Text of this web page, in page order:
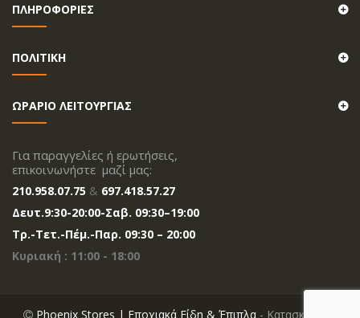
ΠΛΗΡΟΦΟΡΙΕΣ
ΠΟΛΙΤΙΚΗ
ΩΡΑΡΙΟ ΛΕΙΤΟΥΡΓΙΑΣ
Για παραγγελίες ή ερωτήσεις,
επικοινωνήστε μαζί μας:
210.958.07.75 & 697.418.57.27
Δευτ.9:30-20:00-Σαβ. 09:30–19:00
Tρ.-Τετ.-Πέμ.-Παρ. 09:30 – 20:00
Κυριακή : 11:00 - 18:00
Phoenix Stores | Εποχιακά Είδη & Έπιπλα- Κατασκευή E-